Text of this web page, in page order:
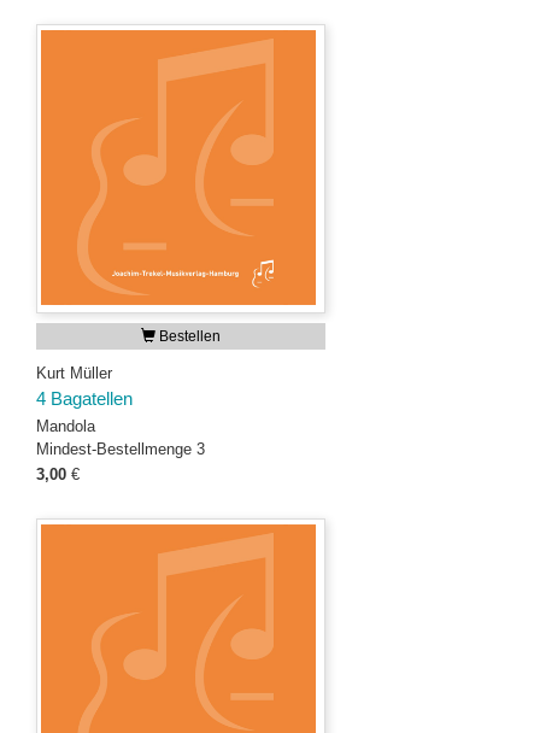
Bestellen
Kurt Müller
4 Bagatellen
Mandola
Mindest-Bestellmenge 3
3,00 €